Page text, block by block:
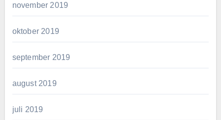
november 2019
oktober 2019
september 2019
august 2019
juli 2019